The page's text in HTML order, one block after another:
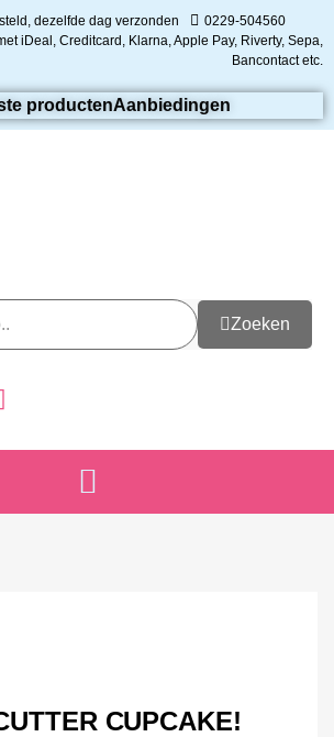
dezelfde dag verzonden
0229-504560
iDeal, Creditcard, Klarna, Apple Pay, Riverty, Sepa,
Bancontact etc.
productenAanbiedingen
Zoeken
CUPCAKE!